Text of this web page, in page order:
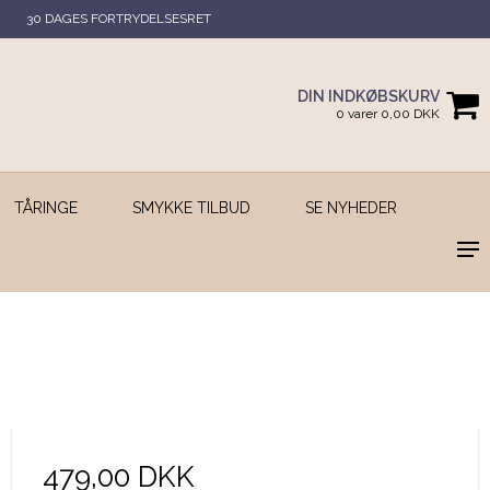
30 DAGES FORTRYDELSESRET
DIN INDKØBSKURV
0 varer 0,00 DKK
TÅRINGE SMYKKE TILBUD SE NYHEDER
479,00 DKK